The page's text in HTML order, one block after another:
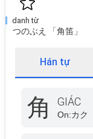
danh từ
つのぶえ 「角笛」
Hán tự
角 GIÁC
On:カク